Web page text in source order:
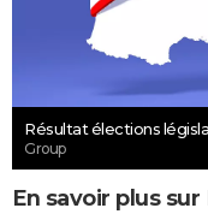
Résultat élections
Group
En savoir plus